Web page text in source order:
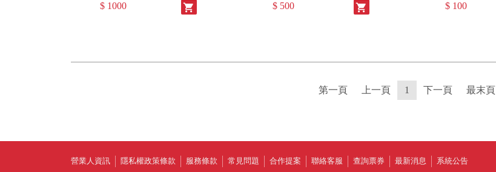
$ 1000
shopping_cart
$ 500
shopping_cart
$ 100
第一頁 上一頁 1 下一頁 最末頁
營業人資訊 隱私權政策條款 服務條款 常見問題 合作提案 聯絡客服 查詢票券 最新消息 系統公告